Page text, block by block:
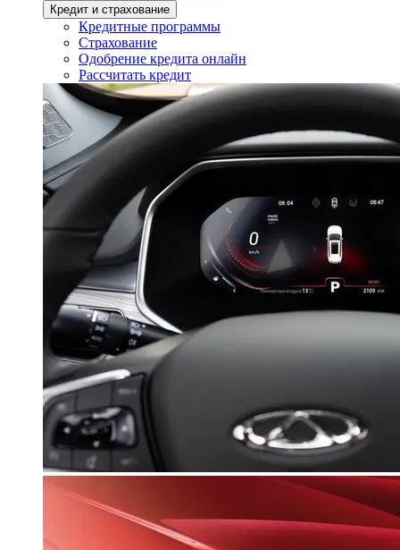
Кредит и страхование
Кредитные программы
Страхование
Одобрение кредита онлайн
Рассчитать кредит